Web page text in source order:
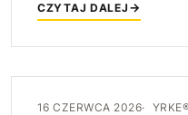
prawdziwego
CZYTAJ DALEJ
16 CZERWCA 2026